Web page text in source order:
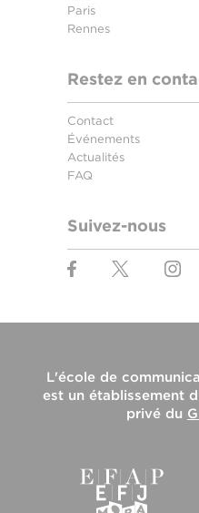
Paris
Rennes
Restez en
Contact
Événements
Actualités
FAQ
Suivez-nous
L'école de
est un établissement
privé du